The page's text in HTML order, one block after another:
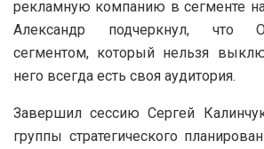
рекламную компанию в сегменте
Александр подчеркнул, что
сегментом, который нельзя
него всегда есть своя аудитория.
Завершил сессию Сергей
группы стратегического